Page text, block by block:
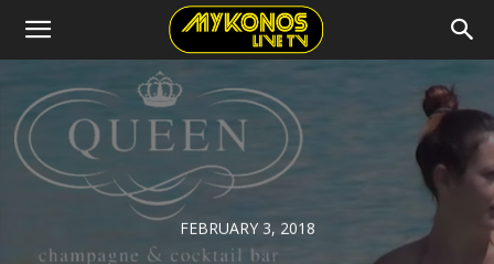
FEBRUARY 3, 2018